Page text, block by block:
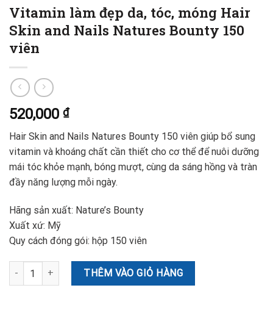
Vitamin làm đẹp da, tóc, móng Hair
Skin and Nails Natures Bounty 150
viên
520,000 ₫
Hair Skin and Nails Natures Bounty 150 viên giúp bổ sung
vitamin và khoáng chất cần thiết cho cơ thể để nuôi dưỡng
mái tóc khỏe mạnh, bóng mượt, cùng da sáng hồng và tràn
đầy năng lượng mỗi ngày.
Hãng sản xuất: Nature’s Bounty
Xuất xứ: Mỹ
Quy cách đóng gói: hộp 150 viên
Vitamin làm đẹp da, tóc, móng Hair Skin and Nails Natures
THÊM VÀO GIỎ HÀNG